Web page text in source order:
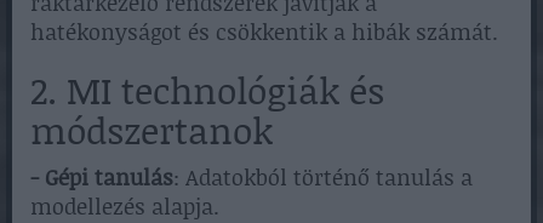
hatékonyságot és csökkentik a hibák számát.
2. MI technológiák és
módszertanok
- Gépi tanulás: Adatokból történő tanulás a
modellezés alapja.